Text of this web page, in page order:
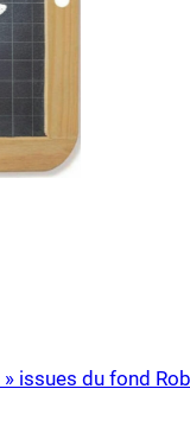
» issues du fond